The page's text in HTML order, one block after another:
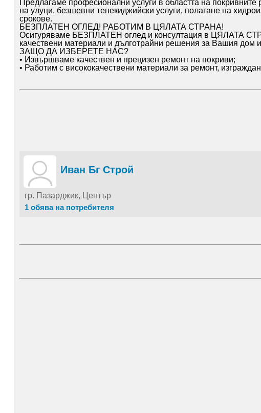
Предлагаме професионални услуги в областта на
на улуци, безшевни тенекиджийски услуги, полагане на
срокове.
БЕЗПЛАТЕН ОГЛЕД! РАБОТИМ В ЦЯЛАТА СТРАНА!
Осигуряваме БЕЗПЛАТЕН оглед и консултация в ЦЯЛАТА
качествени материали и дълготрайни решения за Вашия дом
ЗАЩО ДА ИЗБЕРЕТЕ НАС?
• Извършваме качествен и прецизен ремонт на покриви;
• Работим с висококачествени материали за ремонт,
• Предлагаме коректно и ясно ценообразуване за всяка
• Работим с договор и гаранция за извършените услуги;
Иван Бг Строй
гр. Пазарджик, Център
1 обява на потребителя